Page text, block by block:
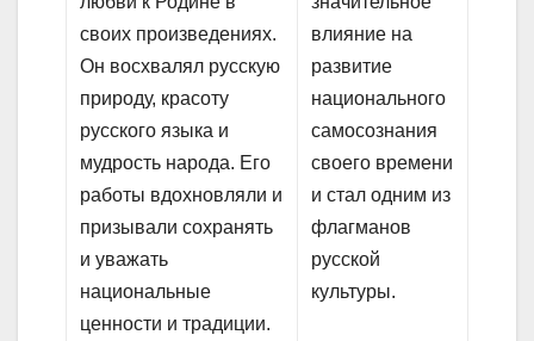
своих произведениях.
Он восхвалял русскую
природу, красоту
русского языка и
мудрость народа. Его
работы вдохновляли и
призывали сохранять
и уважать
национальные
ценности и традиции.
влияние на
развитие
национального
самосознания
своего времени
и стал одним из
флагманов
русской
культуры.